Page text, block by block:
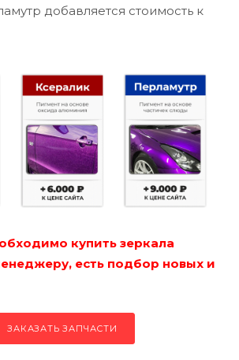
добавляется стоимость к
купить зеркала
есть подбор новых и
ЗАКАЗАТЬ ЗАПЧАСТИ